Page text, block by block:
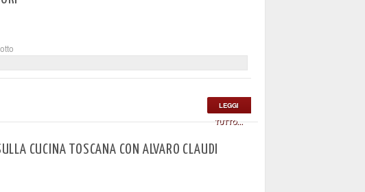
LEGGI
TUTTO...
CUCINA TOSCANA CON ALVARO CLAUDI